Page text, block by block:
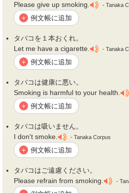
Please give up smoking.
- Tanaka
+ 例文帳に追加
タバコを１本おくれ。
Let me have a cigarette.
- Tanaka
+ 例文帳に追加
タバコは健康に悪い。
Smoking is harmful to your health.
+ 例文帳に追加
タバコは吸いません。
I don't smoke.
- Tanaka Corpus
+ 例文帳に追加
タバコはご遠慮ください。
Please refrain from smoking.
-